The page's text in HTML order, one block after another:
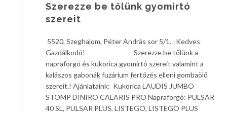
Szerezze be tőlünk gyomirtó
szereit
5520, Szeghalom, Péter András sor 5/1. Kedves
Gazdálkodó! Szerezze be tőlünk a
napraforgó és kukorica gyomirtó szereit valamint a
kalászos gabonák fuzárium fertőzés elleni gombaölő
szereit.! Ajánlataink: Kukorica LAUDIS JUMBO
STOMP DINIRO CALARIS PRO Napraforgó: PULSAR
40 SL, PULSAR PLUS, LISTEGO, LISTEGO PLUS